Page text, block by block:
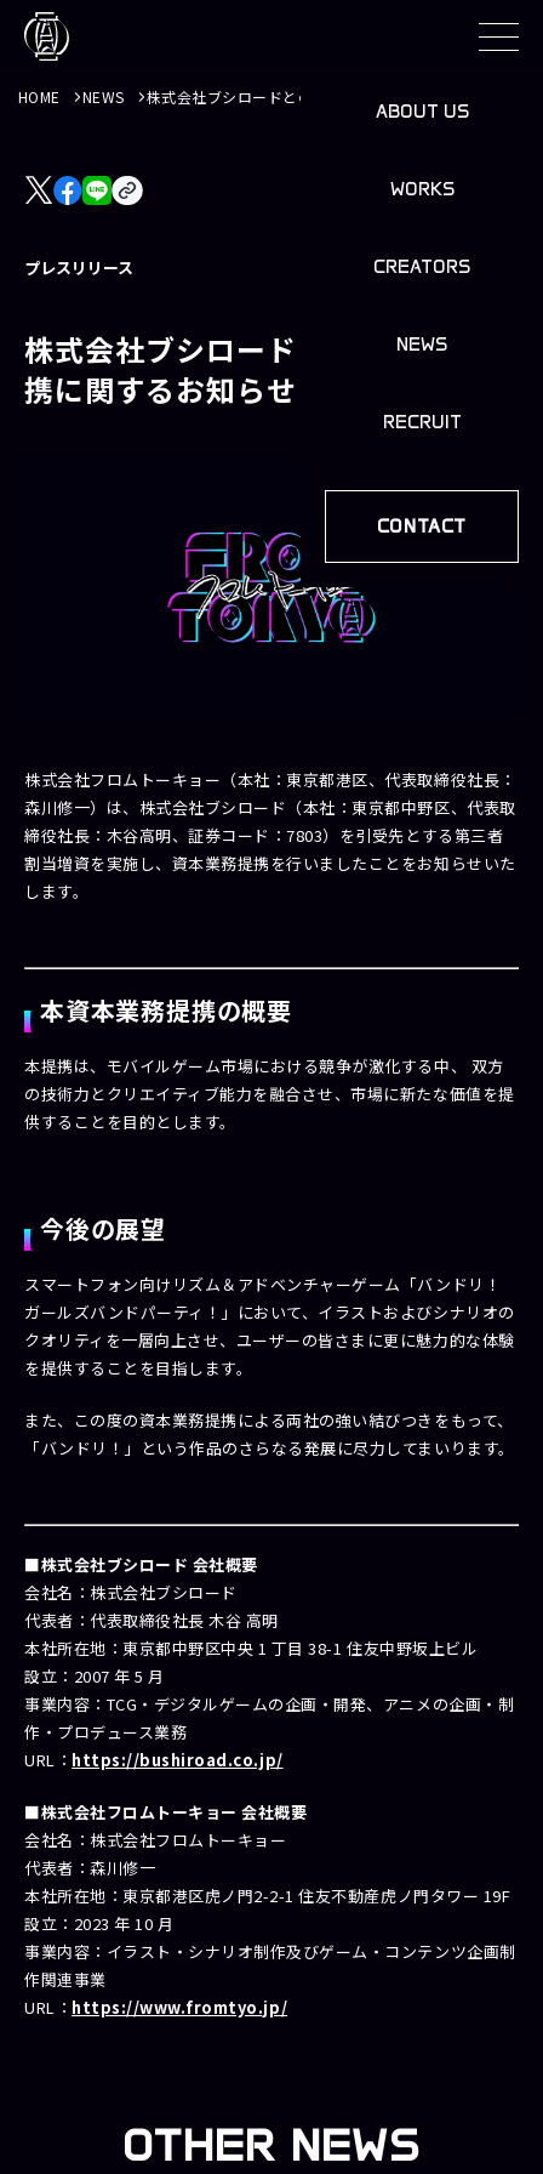
ABOUT US
WORKS
CREATORS
NEWS
RECRUIT
CONTACT
HOME NEWS 株式会社ブシロードとの資本業務提携に関するお知らせ
プレスリリース 2024.11.01
株式会社ブシロードとの資本業務提
携に関するお知らせ
株式会社フロムトーキョー（本社：東京都港区、代表取締役社長：
森川修一）は、株式会社ブシロード（本社：東京都中野区、代表取
締役社長：木谷高明、証券コード：7803）を引受先とする第三者
割当増資を実施し、資本業務提携を行いましたことをお知らせいた
します。
本資本業務提携の概要
本提携は、モバイルゲーム市場における競争が激化する中、 双方
の技術力とクリエイティブ能力を融合させ、市場に新たな価値を提
供することを目的とします。
今後の展望
スマートフォン向けリズム＆アドベンチャーゲーム「バンドリ！
ガールズバンドパーティ！」において、イラストおよびシナリオの
クオリティを一層向上させ、ユーザーの皆さまに更に魅力的な体験
を提供することを目指します。
また、この度の資本業務提携による両社の強い結びつきをもって、
「バンドリ！」という作品のさらなる発展に尽力してまいります。
■株式会社ブシロード 会社概要
会社名：株式会社ブシロード
代表者：代表取締役社長 木谷 高明
本社所在地：東京都中野区中央 1 丁目 38-1 住友中野坂上ビル
設立：2007 年 5 月
事業内容：TCG・デジタルゲームの企画・開発、アニメの企画・制
作・プロデュース業務
URL： https://bushiroad.co.jp/
■株式会社フロムトーキョー 会社概要
会社名：株式会社フロムトーキョー
代表者：森川修一
本社所在地： 東京都港区虎ノ門2-2-1 住友不動産虎ノ門タワー 19F
設立：2023 年 10 月
事業内容：イラスト・シナリオ制作及びゲーム・コンテンツ企画制
作関連事業
URL： https://www.fromtyo.jp/
OTHER NEWS